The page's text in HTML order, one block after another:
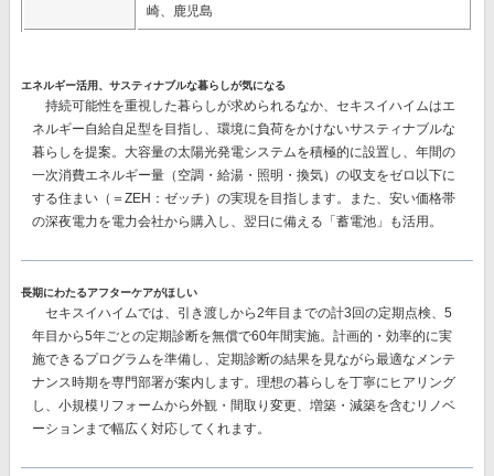
崎、鹿児島
エネルギー活用、サスティナブルな暮らしが気になる
持続可能性を重視した暮らしが求められるなか、セキスイハイムはエ
ネルギー自給自足型を目指し、環境に負荷をかけないサスティナブルな
暮らしを提案。大容量の太陽光発電システムを積極的に設置し、 年間の
一次消費エネルギー量（空調・給湯・照明・換気）の収支をゼロ以下に
する住まい（＝ZEH：ゼッチ）の実現を目指します。また、安い価格帯
の深夜電力を電力会社から購入し、翌日に備える 「蓄電池」 も活用。
長期にわたるアフターケアがほしい
セキスイハイムでは、 引き渡しから2年目までの計3回の定期点検、 5
年目から5年ごとの定期診断を無償で60年間実施。計画的・効率的に実
施できるプログラムを準備し、定期診断の結果を見ながら最適なメンテ
ナンス時期を専門部署が案内します。理想の暮らしを丁寧にヒアリング
し、小規模リフォームから外観・間取り変更、増築・減築を含むリノベ
ーションまで幅広く対応してくれます。